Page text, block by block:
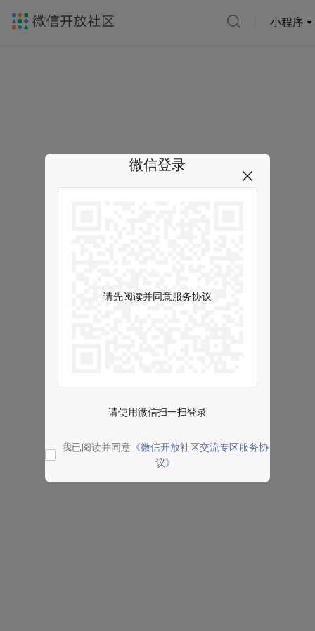
小程序
微信登录
请先阅读并同意服务协议
请使用微信扫一扫登录
我已阅读并同意 《微信开放社区交流专区服务协
议》